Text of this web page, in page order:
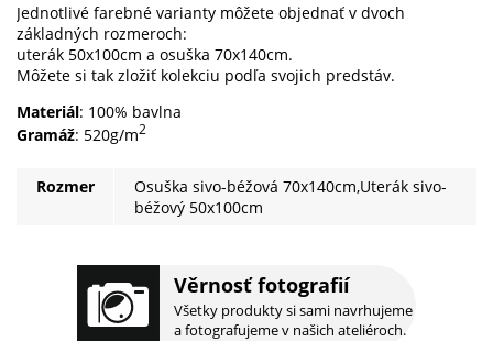
Věrnosť fotografií
Všetky produkty si sami navrhujeme
a fotografujeme v našich ateliéroch.
Jednotlivé farebné varianty môžete objednať v dvoch
základných rozmeroch:
uterák 50x100cm a osuška 70x140cm.
Môžete si tak zložiť kolekciu podľa svojich predstáv.
Materiál: 100% bavlna
Gramáž: 520g/m2
Rozmer
Osuška sivo-béžová 70x140cm,Uterák sivo-
béžový 50x100cm